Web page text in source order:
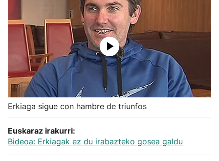
Baloncesto
Ciclismo
Herri-kirolak
Balonmano
Kirolak 360
Erkiaga sigue con hambre de triunfos
Euskaraz irakurri:
Bideoa: Erkiagak ez du irabazteko gosea galdu